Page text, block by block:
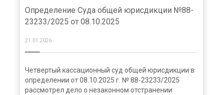
Определение Суда общей юрисдикции №88-
23233/2025 от 08.10.2025
21.01.2026
Четвертый кассационный суд общей юрисдикции в
определении от 08.10.2025 г. № 88-23233/2025
рассмотрел дело о незаконном отстранении